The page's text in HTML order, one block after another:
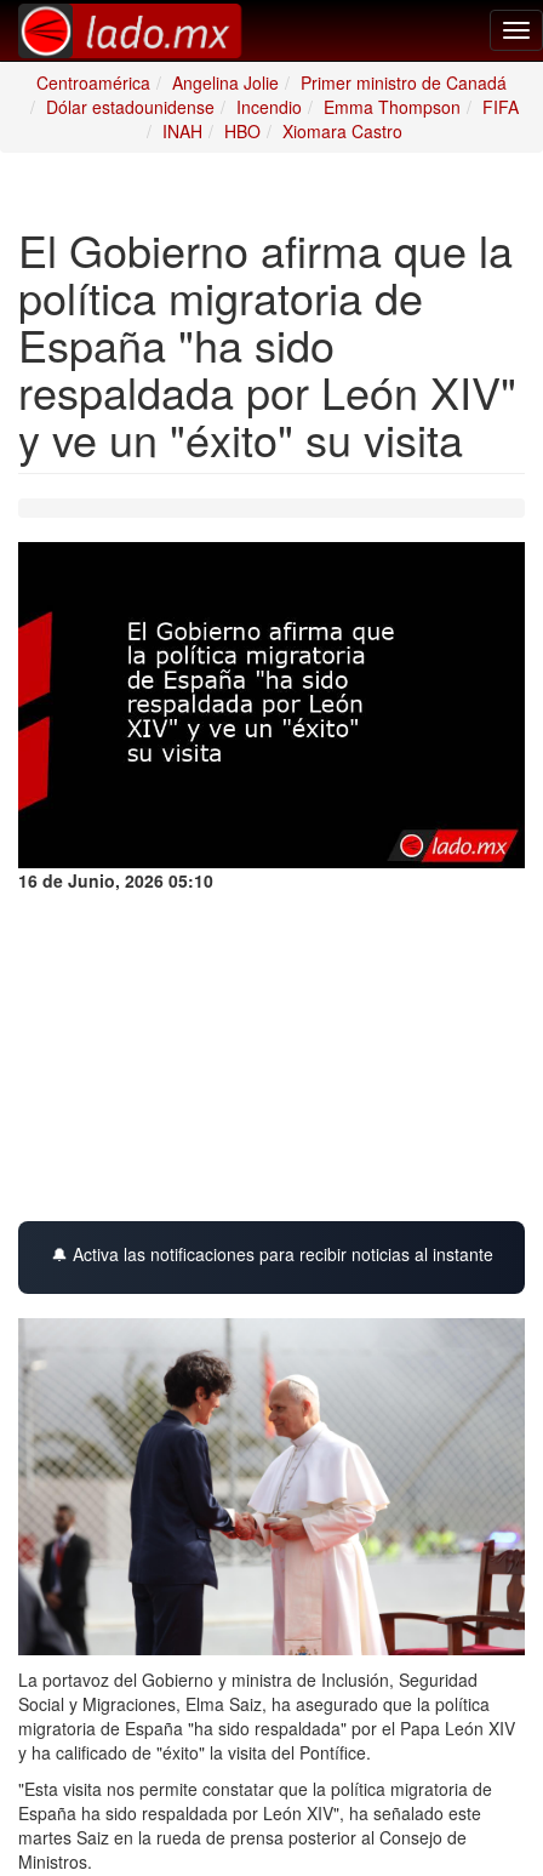
Centroamérica
Angelina Jolie
Primer ministro de Canadá
Dólar estadounidense
Incendio Emma Thompson
FIFA
INAH
HBO Xiomara Castro
El Gobierno afirma que la
política migratoria de
España "ha sido
respaldada por León XIV"
y ve un "éxito" su visita
16 de Junio, 2026 05:10
🔔 Activa las notificaciones para recibir noticias al instante
La portavoz del Gobierno y ministra de Inclusión, Seguridad
Social y Migraciones, Elma Saiz, ha asegurado que la política
migratoria de España "ha sido respaldada" por el Papa León XIV
y ha calificado de "éxito" la visita del Pontífice.
"Esta visita nos permite constatar que la política migratoria de
España ha sido respaldada por León XIV", ha señalado este
martes Saiz en la rueda de prensa posterior al Consejo de
Ministros.